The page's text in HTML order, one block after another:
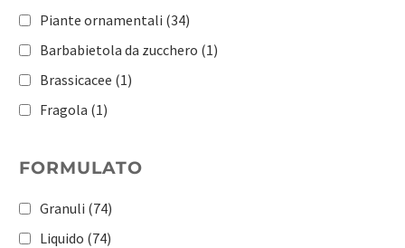
Piante ornamentali (34)
Barbabietola da zucchero (1)
Brassicacee (1)
Fragola (1)
Patata(1)
Pomacee e drupacee
Pomodoro
FORMULATO
Granuli (74)
Liquido (74)